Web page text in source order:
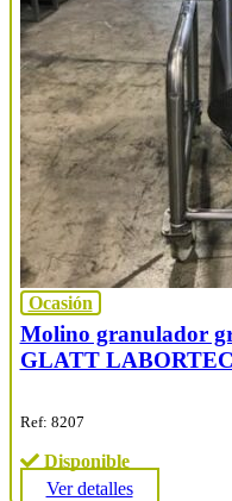
Ocasión
Molino granulador
GLATT
Ref: 8207
Disponible
Ver detalles